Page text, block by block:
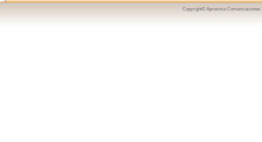
Copyright© Aproxima Comunicaciones